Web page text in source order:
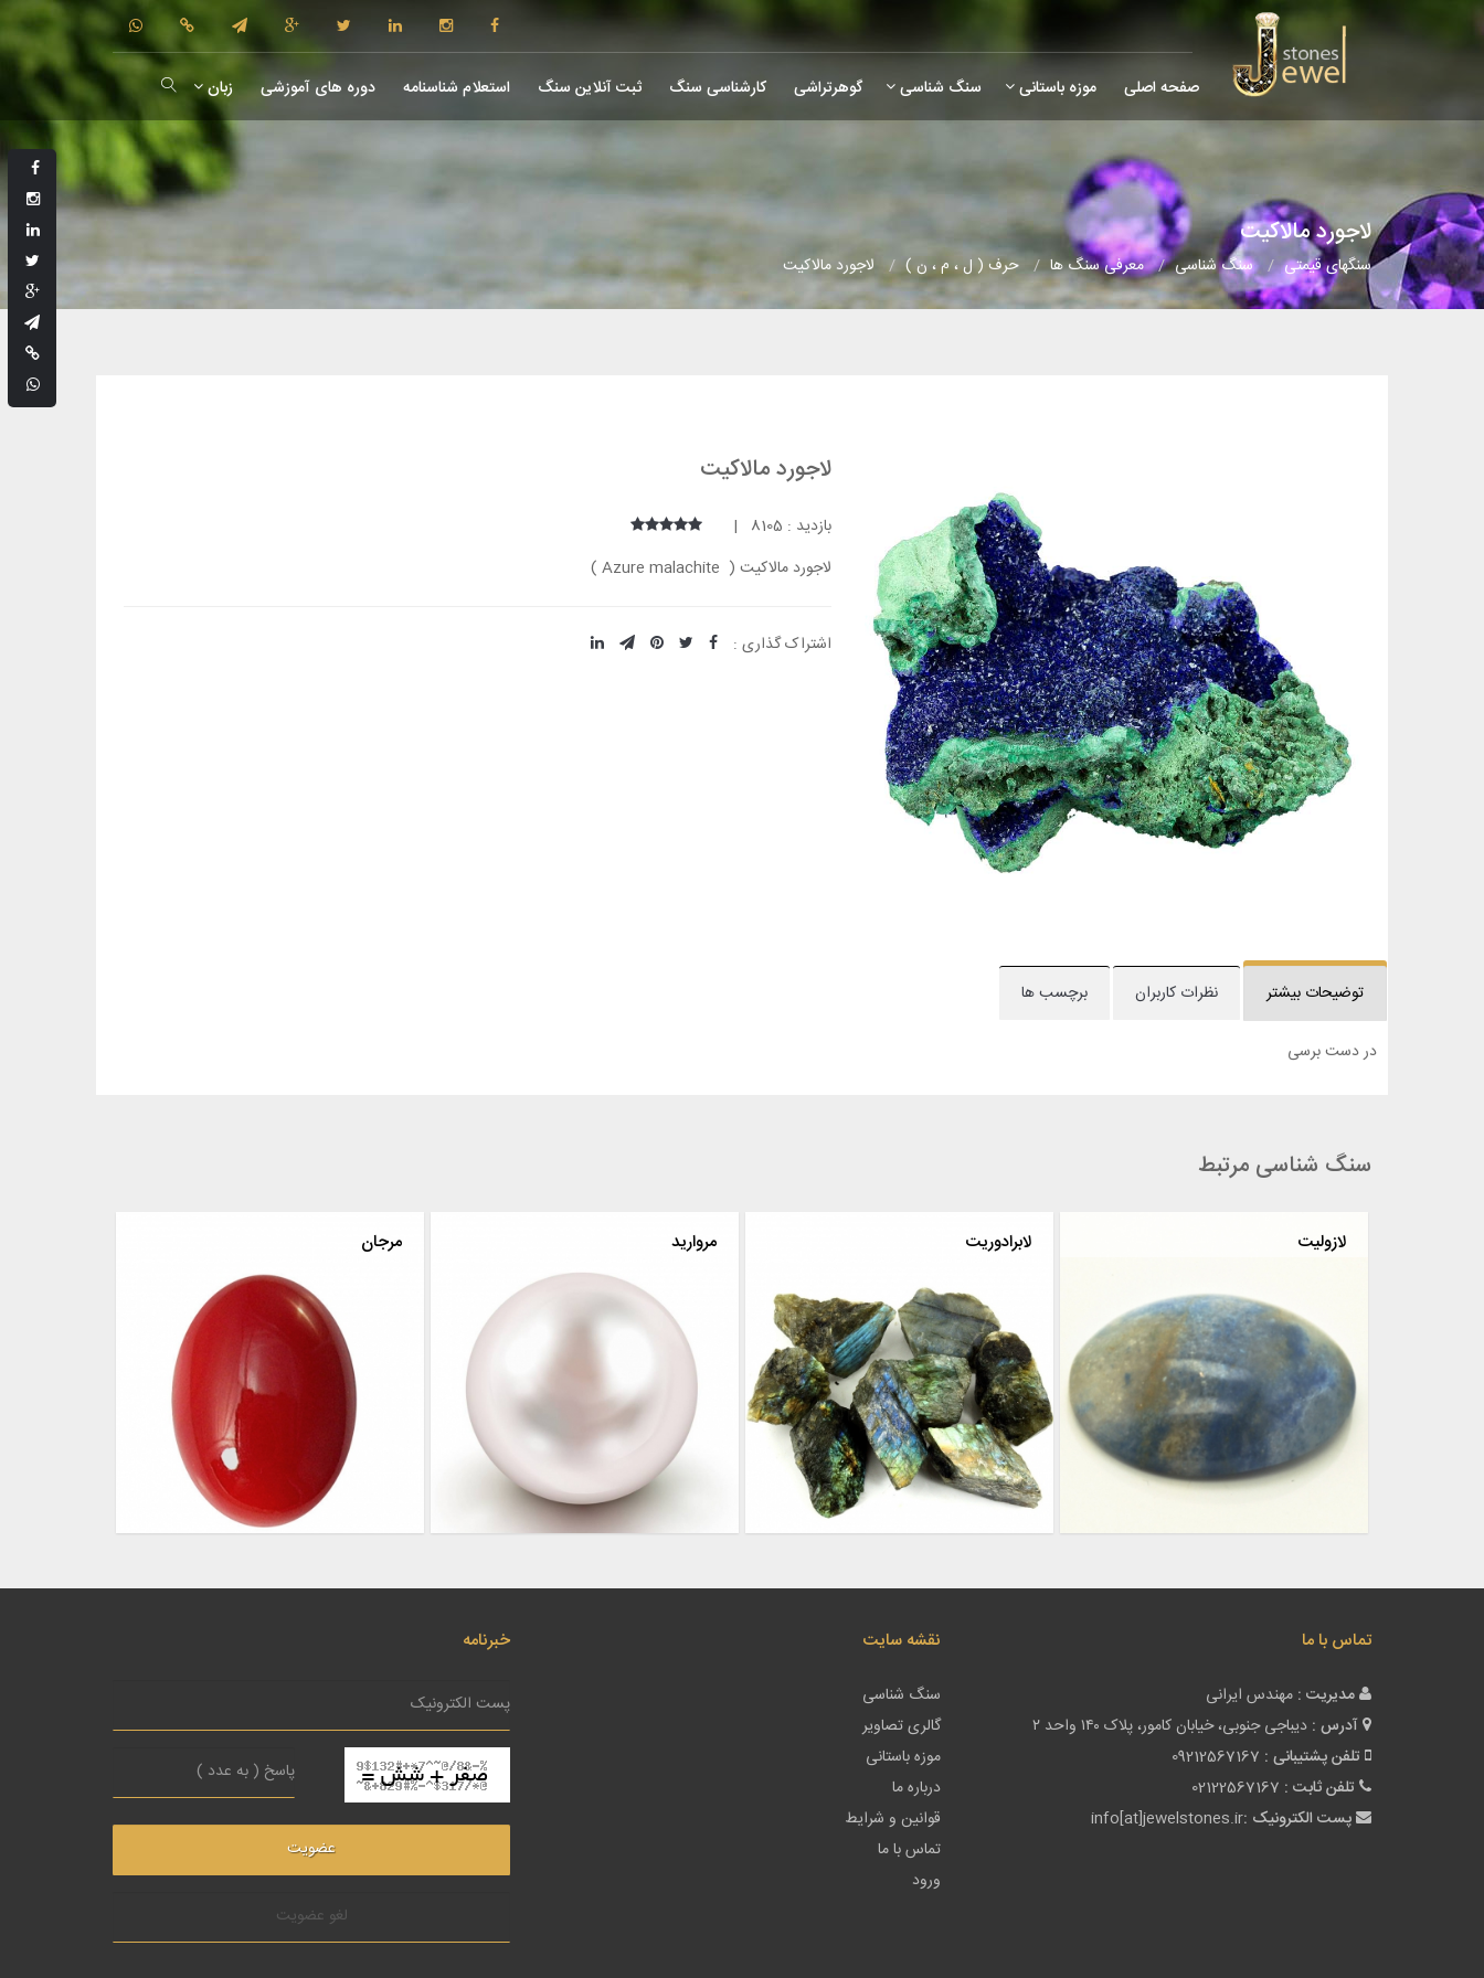
صفحه اصلی موزه باستانی سنگ شناسی گوهرتراشی کارشناسی سنگ ثبت آنلاین سنگ استعلام شناسنامه دوره های آموزشی زبان
لاجورد مالاکیت
سنگهای قیمتی سنگ شناسی معرفی سنگ ها حرف ( ل ، م ، ن ) لاجورد مالاکیت
لاجورد مالاکیت
بازدید : 8105 |
لاجورد مالاکیت ( Azure malachite )
اشتراک گذاری :
توضیحات بیشتر نظرات کاربران برچسب ها
در دست برسی
سنگ شناسی مرتبط
مرجان مروارید لابرادوریت لازولیت
تماس با ما
مدیریت : مهندس ایرانی
آدرس : دیباجی جنوبی، خیابان کامور، پلاک ۱۴۰ واحد ۲
تلفن پشتیبانی : 09212567167
تلفن ثابت : 02122567167
پست الکترونیک :info[at]jewelstones.ir
نقشه سایت
سنگ شناسی
گالری تصاویر
موزه باستانی
درباره ما
قوانین و شرایط
تماس با ما
ورود
خبرنامه
لغو عضویت